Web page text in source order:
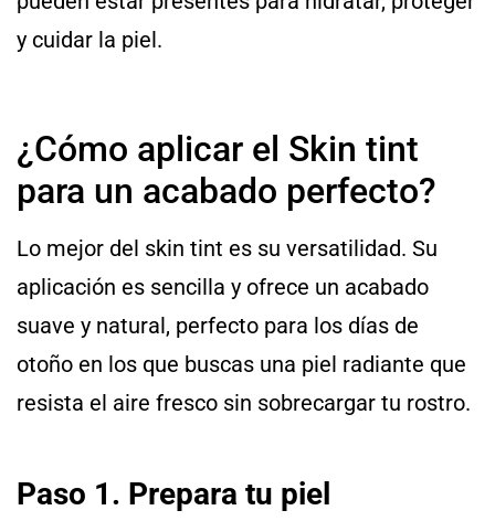
y cuidar la piel.
¿Cómo aplicar el Skin tint
para un acabado perfecto?
Lo mejor del skin tint es su versatilidad. Su
aplicación es sencilla y ofrece un acabado
suave y natural, perfecto para los días de
otoño en los que buscas una piel radiante que
resista el aire fresco sin sobrecargar tu rostro.
Paso 1. Prepara tu piel